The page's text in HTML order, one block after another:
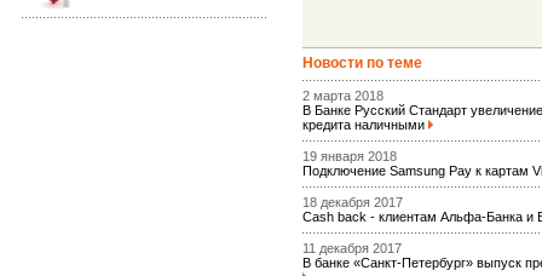
Новости по теме
2 марта 2018
В Банке Русский Стандарт
кредита наличными
19 января 2018
Подключение Samsung Pay к картам
18 декабря 2017
Сash back - клиентам Альфа-Банка и
11 декабря 2017
В банке «Санкт-Петербург» выпуск